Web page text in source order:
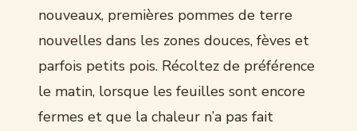
nouveaux, premières pommes de terre
nouvelles dans les zones douces, fèves et
parfois petits pois. Récoltez de préférence
le matin, lorsque les feuilles sont encore
fermes et que la chaleur n’a pas fait